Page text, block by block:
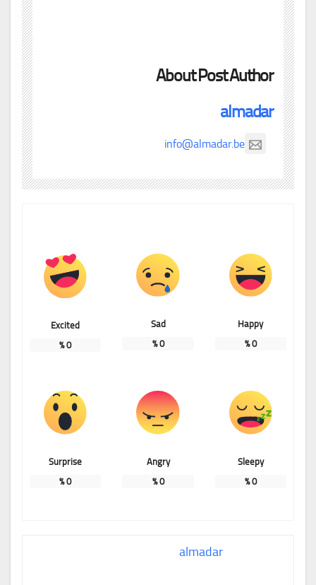
About Post Author
almadar
info@almadar.be
Happy
0
%
Sad
0
%
Excited
0
%
Sleepy
0
%
Angry
0
%
Surprise
0
%
almadar